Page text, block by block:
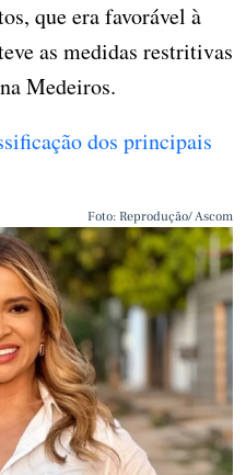
que era favorável à
as medidas restritivas
Medeiros.
dos principais
Foto: Reprodução/ Ascom